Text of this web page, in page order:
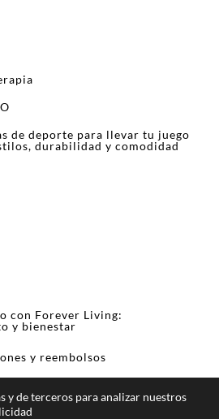
de deporte para llevar tu juego
durabilidad y comodidad
con Forever Living:
y bienestar
y reembolsos
y de terceros para analizar nuestros